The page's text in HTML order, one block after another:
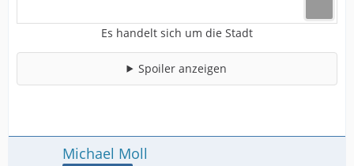
Es handelt sich um die Stadt
Spoiler anzeigen
Michael Moll